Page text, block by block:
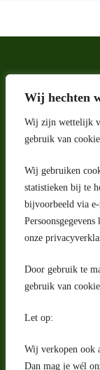
Wij hechten
Wij zijn wettelijk
gebruik van
Wij gebruiken
statistieken bij te
bijvoorbeeld via
onze
Door gebruik te
gebruik van
Let op:
Wij verkopen ook
Dan mag je wél
Adres
Riga 4 E
2993 LW
Nederland
Contact
Facebook
Herroepingsrecht